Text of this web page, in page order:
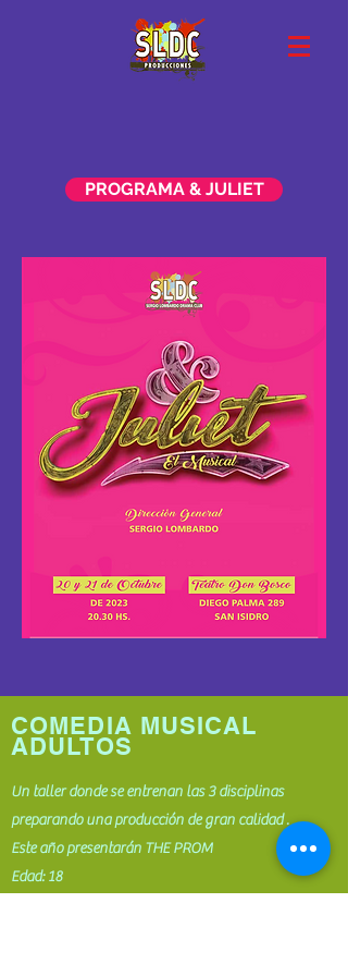
PROGRAMA & JULIET
COMEDIA MUSICAL
ADULTOS
Un taller donde se entrenan las 3 disciplinas
preparando una producción de gran calidad .
Este año presentarán THE PROM
Edad: 18